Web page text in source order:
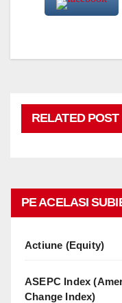
RELATED POST
PE ACELASI
Actiune (Equity)
ASEPC Index
Change Index)